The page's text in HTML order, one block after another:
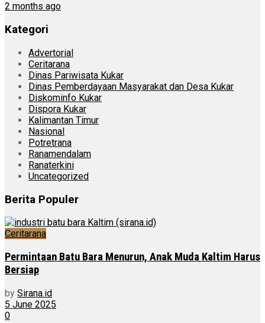
2 months ago
Kategori
Advertorial
Ceritarana
Dinas Pariwisata Kukar
Dinas Pemberdayaan Masyarakat dan Desa Kukar
Diskominfo Kukar
Dispora Kukar
Kalimantan Timur
Nasional
Potretrana
Ranamendalam
Ranaterkini
Uncategorized
Berita Populer
Ceritarana
Permintaan Batu Bara Menurun, Anak Muda Kaltim Harus
Bersiap
by Sirana.id
5 June 2025
0